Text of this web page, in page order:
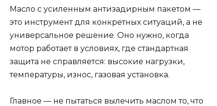
Масло с усиленным антизадирным пакетом —
это инструмент для конкретных ситуаций, а не
универсальное решение. Оно нужно, когда
мотор работает в условиях, где стандартная
защита не справляется: высокие нагрузки,
температуры, износ, газовая установка.
Главное — не пытаться вылечить маслом то, что